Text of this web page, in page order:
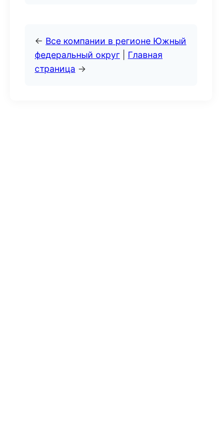
← Все компании в регионе Южный
федеральный округ
Главная
страница →